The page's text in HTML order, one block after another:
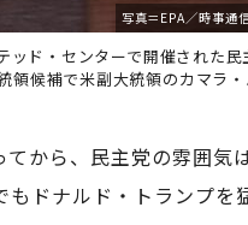
写真＝EPA／時事通
ド・センターで開催された民
領候補で米副大統領のカマラ・
から、民主党の雰囲気
ドナルド・トランプを